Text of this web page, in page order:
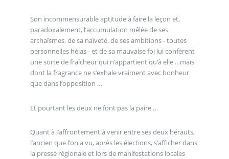
Son incommensurable aptitude à faire la leçon et,
paradoxalement, l’accumulation mêlée de ses
archaïsmes, de sa naïveté, de ses ambitions - toutes
personnelles hélas - et de sa mauvaise foi lui confèrent
une sorte de fraîcheur qui n’appartient qu’à elle …mais
dont la fragrance ne s’exhale vraiment avec bonheur
que dans l’opposition …
Et pourtant les deux ne font pas la paire …
Quant à l’affrontement à venir entre ses deux hérauts,
l’ancien que l’on a vu, après les élections, s’afficher dans
la presse régionale et lors de manifestations locales